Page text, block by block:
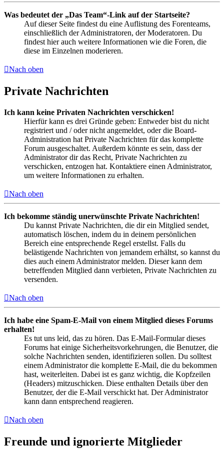
Was bedeutet der „Das Team“-Link auf der Startseite?
Auf dieser Seite findest du eine Auflistung des Forenteams,
einschließlich der Administratoren, der Moderatoren. Du
findest hier auch weitere Informationen wie die Foren, die
diese im Einzelnen moderieren.
Nach oben
Private Nachrichten
Ich kann keine Privaten Nachrichten verschicken!
Hierfür kann es drei Gründe geben: Entweder bist du nicht
registriert und / oder nicht angemeldet, oder die Board-
Administration hat Private Nachrichten für das komplette
Forum ausgeschaltet. Außerdem könnte es sein, dass der
Administrator dir das Recht, Private Nachrichten zu
verschicken, entzogen hat. Kontaktiere einen Administrator,
um weitere Informationen zu erhalten.
Nach oben
Ich bekomme ständig unerwünschte Private Nachrichten!
Du kannst Private Nachrichten, die dir ein Mitglied sendet,
automatisch löschen, indem du in deinem persönlichen
Bereich eine entsprechende Regel erstellst. Falls du
belästigende Nachrichten von jemandem erhältst, so kannst du
dies auch einem Administrator melden. Dieser kann dem
betreffenden Mitglied dann verbieten, Private Nachrichten zu
versenden.
Nach oben
Ich habe eine Spam-E-Mail von einem Mitglied dieses Forums
erhalten!
Es tut uns leid, das zu hören. Das E-Mail-Formular dieses
Forums hat einige Sicherheitsvorkehrungen, die Benutzer, die
solche Nachrichten senden, identifizieren sollen. Du solltest
einem Administrator die komplette E-Mail, die du bekommen
hast, weiterleiten. Dabei ist es ganz wichtig, die Kopfzeilen
(Headers) mitzuschicken. Diese enthalten Details über den
Benutzer, der die E-Mail verschickt hat. Der Administrator
kann dann entsprechend reagieren.
Nach oben
Freunde und ignorierte Mitglieder